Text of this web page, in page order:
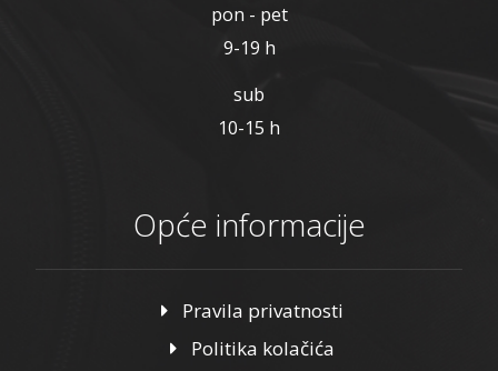
pon - pet
9-19 h
sub
10-15 h
Opće informacije
Pravila privatnosti
Politika kolačića